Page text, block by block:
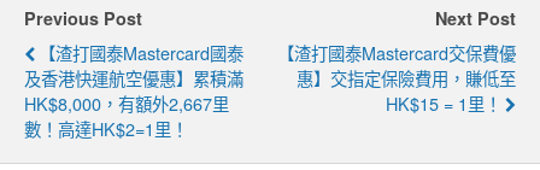
Previous Post
【渣打國泰Mastercard國泰
及香港快運航空優惠】累積滿
HK$8,000，有額外2,667里
數！高達HK$2=1里！
Next Post
【渣打國泰Mastercard交保費優
惠】交指定保險費用，賺低至
HK$15 = 1里！